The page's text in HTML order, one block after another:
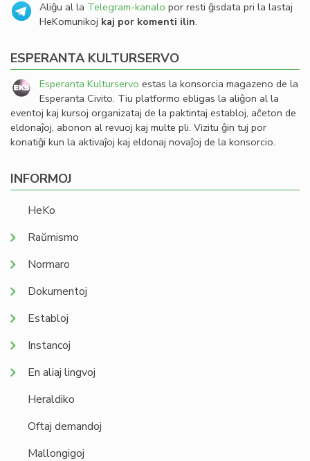
Aliĝu al la Telegram-kanalo por resti ĝisdata pri la lastaj
HeKomunikoj kaj por komenti ilin.
ESPERANTA KULTURSERVO
Esperanta Kulturservo estas la konsorcia magazeno de la
Esperanta Civito. Tiu platformo ebligas la aliĝon al la
eventoj kaj kursoj organizataj de la paktintaj establoj, aĉeton de
eldonaĵoj, abonon al revuoj kaj multe pli. Vizitu ĝin tuj por
konatiĝi kun la aktivaĵoj kaj eldonaj novaĵoj de la konsorcio.
INFORMOJ
HeKo
Raŭmismo
Normaro
Dokumentoj
Establoj
Instancoj
En aliaj lingvoj
Heraldiko
Oftaj demandoj
Mallongigoj